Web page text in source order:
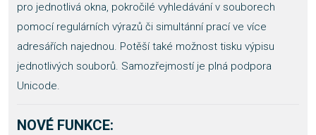
pro jednotlivá okna, pokročilé vyhledávání v souborech
pomocí regulárních výrazů či simultánní prací ve více
adresářích najednou. Potěší také možnost tisku výpisu
jednotlivých souborů. Samozřejmostí je plná podpora
Unicode.
NOVÉ FUNKCE: